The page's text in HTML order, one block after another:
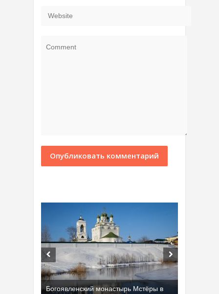
Богоявленский монастырь Мстёры в